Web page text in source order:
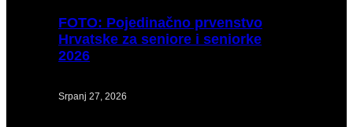
FOTO: Pojedinačno prvenstvo
Hrvatske za seniore i seniorke
2026
Srpanj 27, 2026